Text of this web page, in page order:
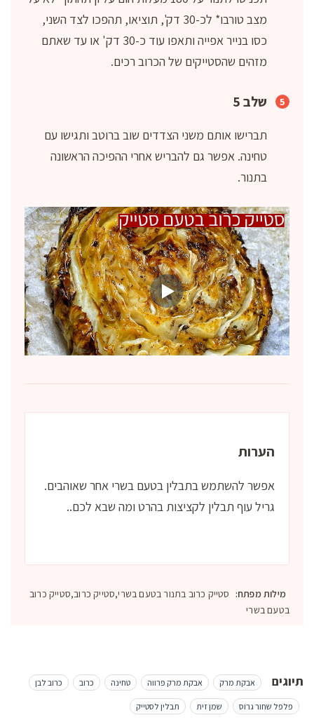
מצב טורבו* לכ-30 דק', תוציאו, תהפכו לצד השני,
כסו בנייר אפייה ותאפו עוד כ-30 דק' או עד שאתם
מזהים שהסטייקים של הכרוב רכים.
שלב 5
תברישו אותם משני הצדדים שוב ברוטב ותגישו עם
טחינה. אפשר גם להבריש אחרי ההפיכה הראשונה
בתנור.
הערות
אפשר להשתמש בתבלין בטעם בשרי אחר שאוהבים.
גריל עוף תבלין לקציצות בהרט ומה שבא לכם..
מילות מפתח: סטייק כרוב בתנור בטעם בשרי,סטייק כרוב,סטייק כרוב
בטעם בשרי
תיוגים אבקת מרק אבקת מרק פרווה טחינה כרוב כרוב לבן
פלפל שחור גרוס שמן זית תבלין לסטייק